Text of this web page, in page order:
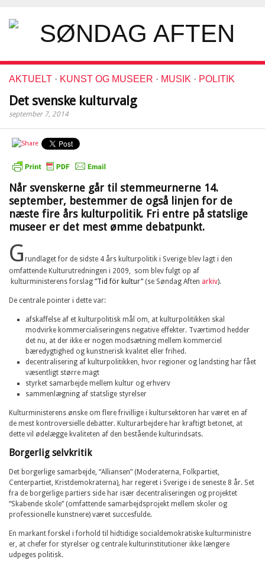
AKTUELT · KUNST OG MUSEER · MUSIK · POLITIK
Det svenske kulturvalg
september 7, 2014
Når svenskerne går til stemmeurnerne 14.
september, bestemmer de også linjen for de
næste fire års kulturpolitik. Fri entre på statslige
museer er det mest ømme debatpunkt.
G rundlaget for de sidste 4 års kulturpolitik i Sverige blev lagt i den
omfattende Kulturutredningen i 2009, som blev fulgt op af
kulturministerens forslag ”Tid för kultur”(se Søndag Aften arkiv).
De centrale pointer i dette var:
afskaffelse af et kulturpolitisk mål om, at kulturpolitikken skal
modvirke kommercialiseringens negative effekter. Tværtimod hedder
det nu, at der ikke er nogen modsætning mellem kommerciel
bæredygtighed og kunstnerisk kvalitet eller frihed.
decentralisering af kulturpolitikken, hvor regioner og landsting har fået
væsentligt større magt
styrket samarbejde mellem kultur og erhverv
sammenlægning af statslige styrelser
Kulturministerens ønske om flere frivillige i kultursektoren har været en af
de mest kontroversielle debatter. Kulturarbejdere har kraftigt betonet, at
dette vil ødelægge kvaliteten af den bestående kulturindsats.
Borgerlig selvkritik
Det borgerlige samarbejde, “Alliansen” (Moderaterna, Folkpartiet,
Centerpartiet, Kristdemokraterna), har regeret i Sverige i de seneste 8 år. Set
fra de borgerlige partiers side har især decentraliseringen og projektet
“Skabende skole” (omfattende samarbejdsprojekt mellem skoler og
professionelle kunstnere) været succesfulde.
En markant forskel i forhold til hidtidige socialdemokratiske kulturministre
er, at chefer for styrelser og centrale kulturinstitutioner ikke længere
udpeges politisk.